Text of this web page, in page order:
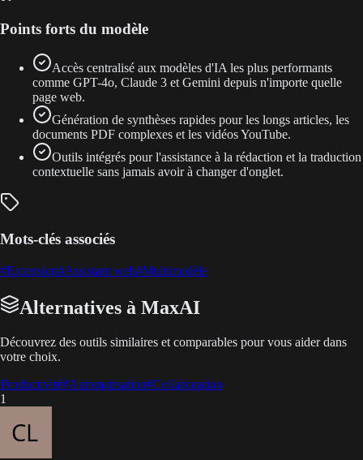
Points forts du modèle
Accès centralisé aux modèles d'IA les plus performants
comme GPT-4o, Claude 3 et Gemini depuis n'importe quelle
page web.
Génération de synthèses rapides pour les longs articles, les
documents PDF complexes et les vidéos YouTube.
Outils intégrés pour l'assistance à la rédaction et la traduction
contextuelle sans jamais avoir à changer d'onglet.
Mots-clés associés
#Extension#Assistant web#Multimodèle
Alternatives à MaxAI
Découvrez des outils similaires et comparables pour vous aider dans
votre choix.
Productivité#Automatisation#Collaboration
1